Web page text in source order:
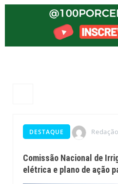
DESTAQUE Redação
Comissão Nacional de
elétrica e plano de ação